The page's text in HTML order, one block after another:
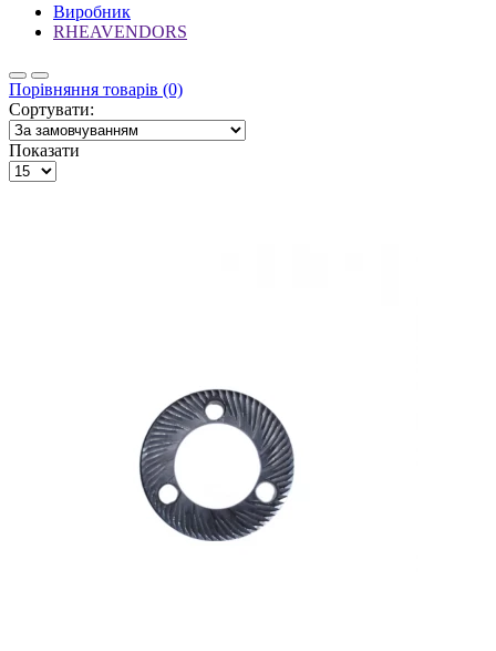
Виробник
RHEAVENDORS
Порівняння товарів (0)
Сортувати:
Показати